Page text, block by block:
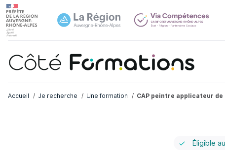
Accueil Je recherche Une formation CAP peintre applicateur
Éligible